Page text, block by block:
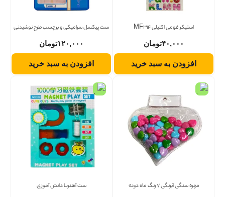
استیکر فومی اکلیلی MF314
۴۰,۰۰۰تومان
افزودن به سبد خرید
ست پیکسل سرامیکی و برچسب طرح نوشیدنی
۱۲۰,۰۰۰تومان
افزودن به سبد خرید
مهره سنگی آبرنگی 7 رنگ ماه دونه ست آهنربا دانش آموزی